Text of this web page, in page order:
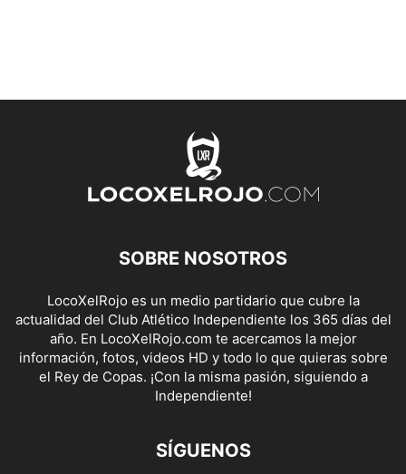
SOBRE NOSOTROS
LocoXelRojo es un medio partidario que cubre la
actualidad del Club Atlético Independiente los 365 días del
año. En LocoXelRojo.com te acercamos la mejor
información, fotos, videos HD y todo lo que quieras sobre
el Rey de Copas. ¡Con la misma pasión, siguiendo a
Independiente!
SÍGUENOS